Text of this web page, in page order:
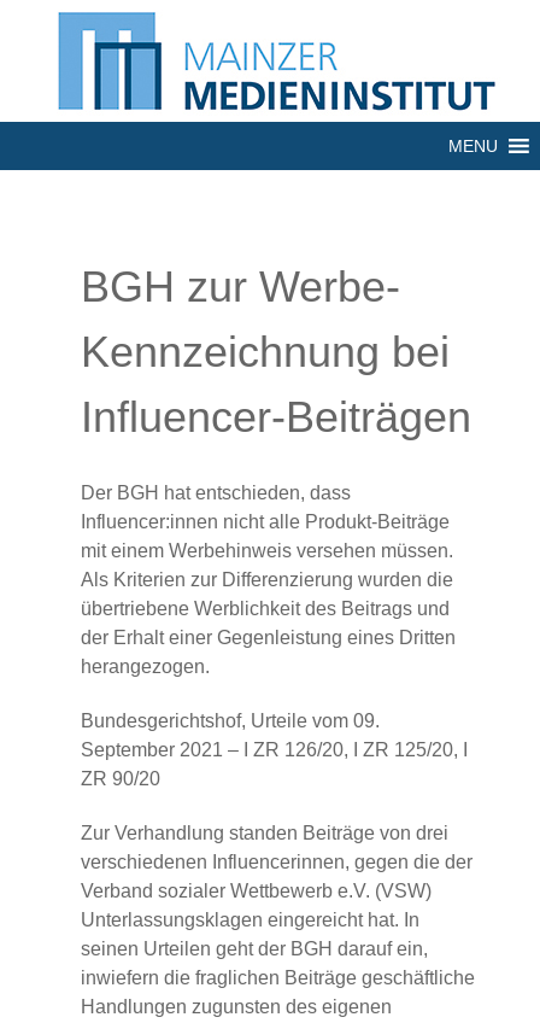
MENU
BGH zur Werbe-
Kennzeichnung bei
Influencer-Beiträgen
Der BGH hat entschieden, dass
Influencer:innen nicht alle Produkt-Beiträge
mit einem Werbehinweis versehen müssen.
Als Kriterien zur Differenzierung wurden die
übertriebene Werblichkeit des Beitrags und
der Erhalt einer Gegenleistung eines Dritten
herangezogen.
Bundesgerichtshof, Urteile vom 09.
September 2021 – I ZR 126/20, I ZR 125/20, I
ZR 90/20
Zur Verhandlung standen Beiträge von drei
verschiedenen Influencerinnen, gegen die der
Verband sozialer Wettbewerb e.V. (VSW)
Unterlassungsklagen eingereicht hat. In
seinen Urteilen geht der BGH darauf ein,
inwiefern die fraglichen Beiträge geschäftliche
Handlungen zugunsten des eigenen